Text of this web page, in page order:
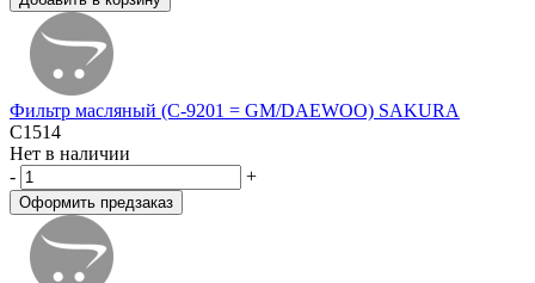
Фильтр масляный (C-9201 = GM/DAEWOO) SAKURA
C1514
Нет в наличии
-
+